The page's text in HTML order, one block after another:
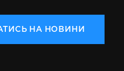
НА НОВИНИ